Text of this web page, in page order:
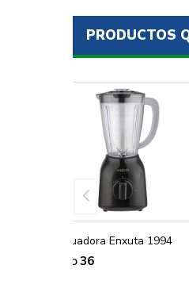
PRODUCTOS
Licuadora Enxuta 1994
USD36